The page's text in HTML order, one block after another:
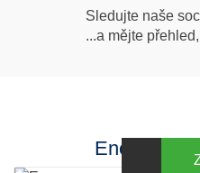
Následujte
Sledujte naše
...a mějte
Energy za